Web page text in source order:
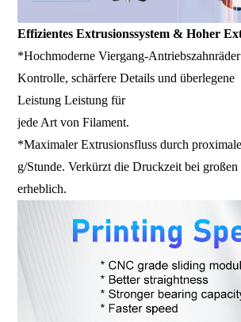
Effizientes Extrusionssystem & Hoher
*Hochmoderne Viergang-
Kontrolle, schärfere Details und überlegene
LeistungLeistung für
jede Art von Filament.
*Maximaler Extrusionsfluss durch
g/Stunde. Verkürzt die Druckzeit bei
erheblich.